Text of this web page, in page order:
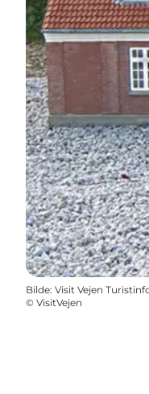
Bilde: Visit Vejen
© VisitVejen